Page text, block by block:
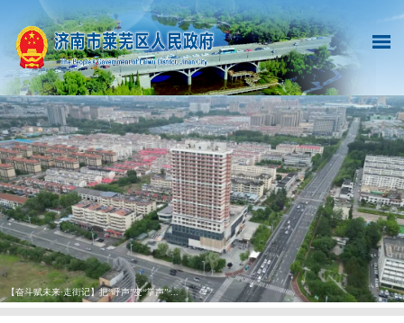
【奋斗赋未来·走街记】把“呼声”变“掌声” ...